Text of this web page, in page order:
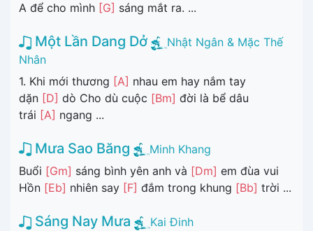
A để cho mình [G] sáng mắt ra. ...
Một Lần Dang Dở
Nhật Ngân & Mặc Thế
Nhân
1. Khi mới thương [A] nhau em hay nắm tay
dặn [D] dò Cho dù cuộc [Bm] đời là bể dâu
trái [A] ngang ...
Mưa Sao Băng
Minh Khang
Buổi [Gm] sáng bình yên anh và [Dm] em đùa vui
Hồn [Eb] nhiên say [F] đắm trong khung [Bb] trời ...
Sáng Nay Mưa
Kai Đinh